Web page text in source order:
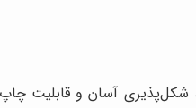
آسان و قابلیت